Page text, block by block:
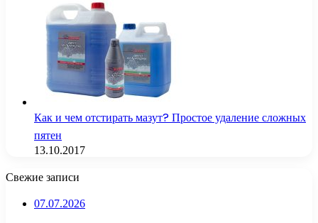
Как и чем отстирать мазут? Простое удаление сложных
пятен
13.10.2017
Свежие записи
07.07.2026